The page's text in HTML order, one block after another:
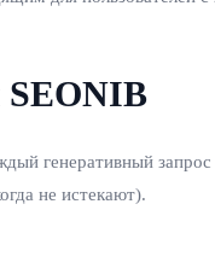
SEONIB
генеративный
не истекают).